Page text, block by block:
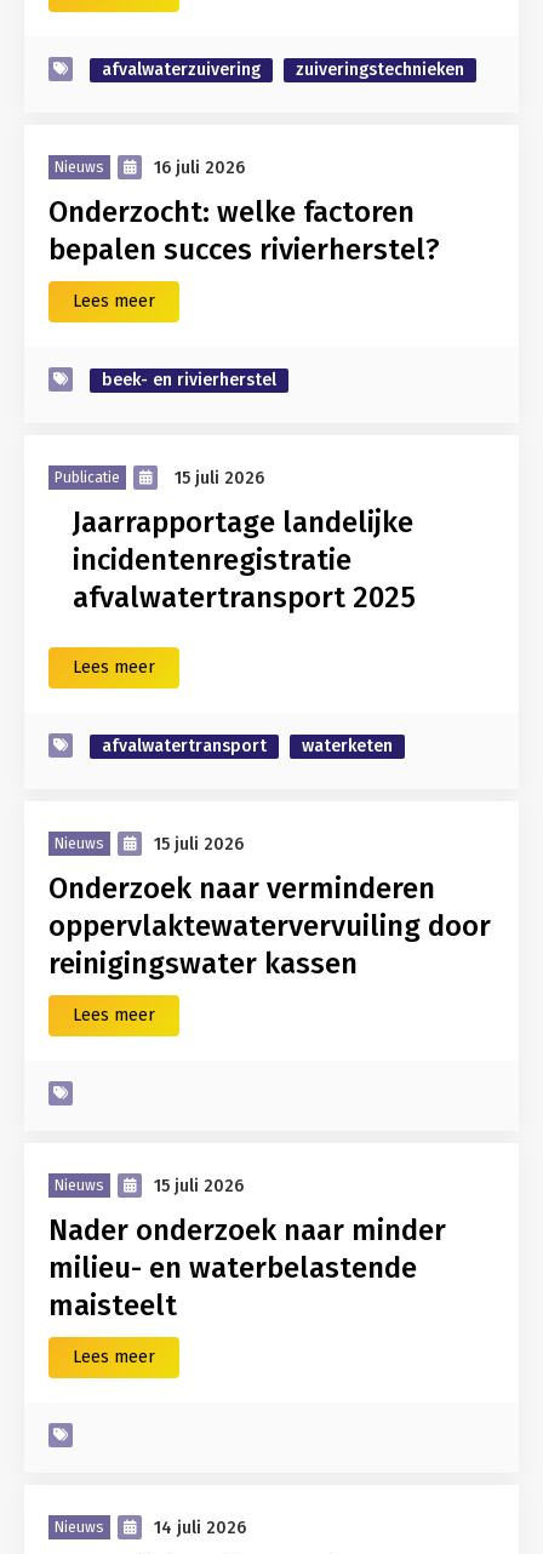
afvalwaterzuivering zuiveringstechnieken
Nieuws 16 juli 2026
Onderzocht: welke factoren
bepalen succes rivierherstel?
Lees meer
beek- en rivierherstel
Publicatie 15 juli 2026
Jaarrapportage landelijke
incidentenregistratie
afvalwatertransport 2025
Lees meer
afvalwatertransport waterketen
Nieuws 15 juli 2026
Onderzoek naar verminderen
oppervlaktewatervervuiling door
reinigingswater kassen
Lees meer
Nieuws 15 juli 2026
Nader onderzoek naar minder
milieu- en waterbelastende
maisteelt
Lees meer
Nieuws 14 juli 2026